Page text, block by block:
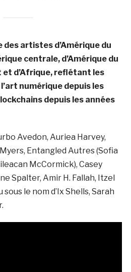
des artistes d’Amérique du
centrale, d’Amérique du
et d’Afrique, reflétant les
numérique depuis les
depuis les années
Avedon, Auriea Harvey,
Entangled Autres (Sofia
McCormick), Casey
Spalter, Amir H. Fallah, Itzel
le nom d’Ix Shells, Sarah